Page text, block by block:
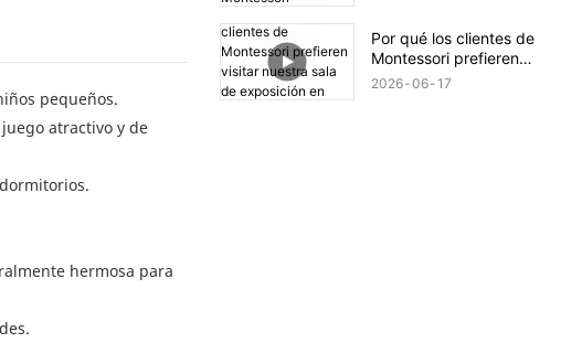
pequeños.
atractivo y de
hermosa para
Por qué los clientes de
Montessori prefieren
visitar nuestra sala de
2026 06 17